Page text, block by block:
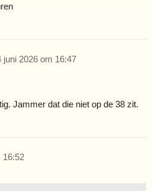
juni 2026 om 16:47
Jammer dat die niet op de 38 zit.
16:52